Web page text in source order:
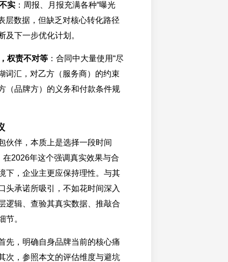
实：周报、月报充满各种“曝光
层数据，但缺乏对核心转化路径
及下一步优化计划。
权责不对等：合同中大量使用“尽
词汇，对乙方（服务商）的约束
（品牌方）的义务和付款条件规
伙伴，本质上是选择一段时间
在2026年这个强调真实效果与合
下，企业主更应保持理性。与其
头承诺所吸引，不如花时间深入
逻辑、查验其真实数据、推敲合
节。
先，明确自身品牌当前的核心痛
次，参照本文的评估维度与避坑